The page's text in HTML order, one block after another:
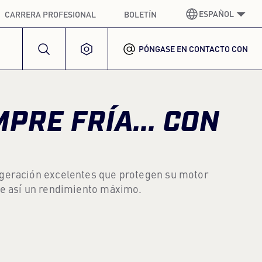
CARRERA PROFESIONAL BOLETÍN ESPAÑOL
ALEMÁNGERMAN
ESPAÑOL SPANISH
ITALIANOITALIAN
PÓNGASE EN CONTACTO CON
FRÍA... CON
excelentes que protegen su motor
así un rendimiento máximo.